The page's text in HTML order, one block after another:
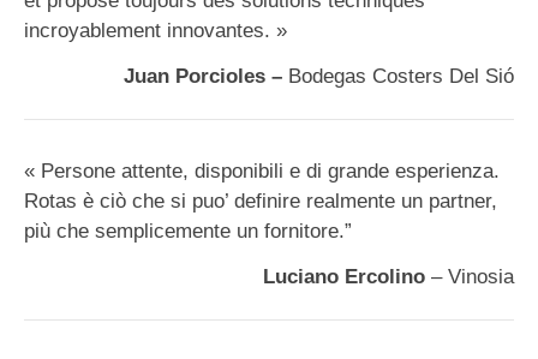
incroyablement innovantes. »
Juan Porcioles – Bodegas Costers Del Sió
« Persone attente, disponibili e di grande esperienza.
Rotas è ciò che si puo’ definire realmente un partner,
più che semplicemente un fornitore.”
Luciano Ercolino – Vinosia